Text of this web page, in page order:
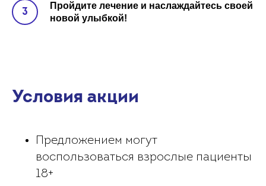
Пройдите лечение и наслаждайтесь своей
новой улыбкой!
Условия акции
Предложением могут
воспользоваться взрослые пациенты
18+